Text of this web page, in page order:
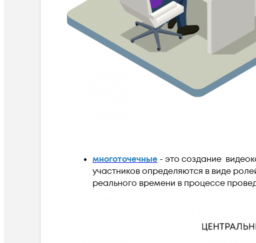
многоточечные - это создание
участников определяются в виде
реального времени в процессе